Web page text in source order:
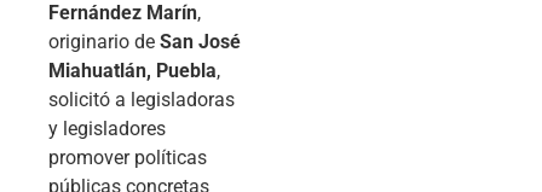
Fernández Marín,
originario de San José
Miahuatlán, Puebla,
solicitó a legisladoras
y legisladores
promover políticas
públicas concretas